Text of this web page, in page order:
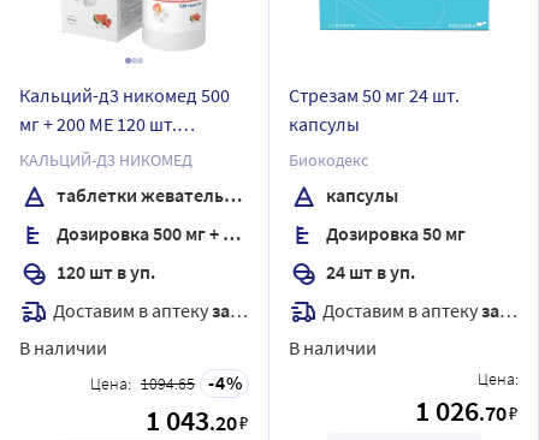
Кальций-д3 никомед 500
мг + 200 МЕ 120 шт.
таблетки жевательные
вкус клубника-арбуз
КАЛЬЦИЙ-Д3 НИКОМЕД
таблетки жевательные
Дозировка 500 мг + 200 МЕ
120 шт в уп.
Доставим в аптекузавтра
В наличии
Цена: 1094.65 4
1 043.20₽
Стрезам 50 мг 24 шт.
капсулы
Биокодекс
капсулы
Дозировка 50 мг
24 шт в уп.
Доставим в аптекузавтра
В наличии
Цена:
1 026.70₽